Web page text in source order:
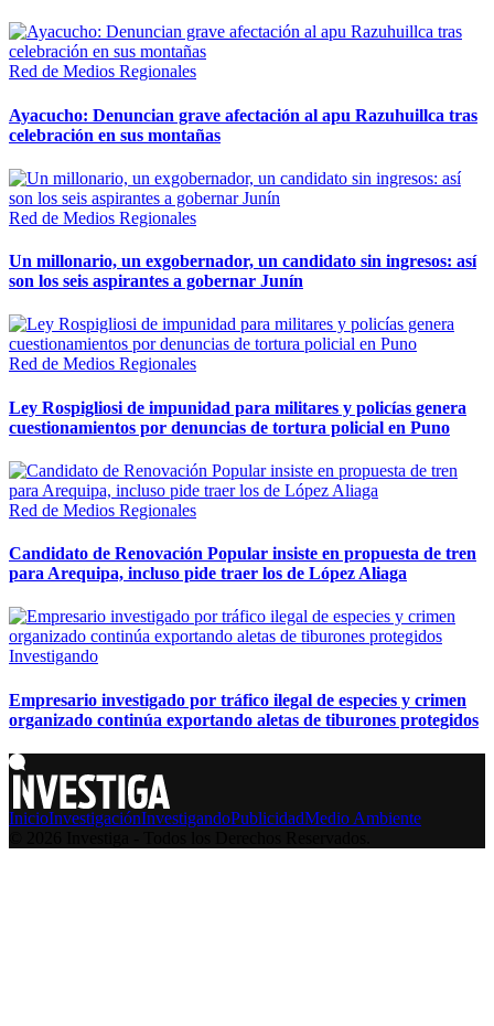
Red de Medios Regionales
Ayacucho: Denuncian grave afectación al apu Razuhuillca tras
celebración en sus montañas
Red de Medios Regionales
Un millonario, un exgobernador, un candidato sin ingresos: así
son los seis aspirantes a gobernar Junín
Red de Medios Regionales
Ley Rospigliosi de impunidad para militares y policías genera
cuestionamientos por denuncias de tortura policial en Puno
Red de Medios Regionales
Candidato de Renovación Popular insiste en propuesta de tren
para Arequipa, incluso pide traer los de López Aliaga
Investigando
Empresario investigado por tráfico ilegal de especies y crimen
organizado continúa exportando aletas de tiburones protegidos
InicioInvestigaciónInvestigandoPublicidadMedio Ambiente